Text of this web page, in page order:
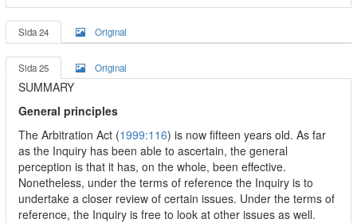
Sida 24 Original
Sida 25 Original
SUMMARY
General principles
The Arbitration Act (1999:116) is now fifteen years old. As far
as the Inquiry has been able to ascertain, the general
perception is that it has, on the whole, been effective.
Nonetheless, under the terms of reference the Inquiry is to
undertake a closer review of certain issues. Under the terms of
reference, the Inquiry is free to look at other issues as well.